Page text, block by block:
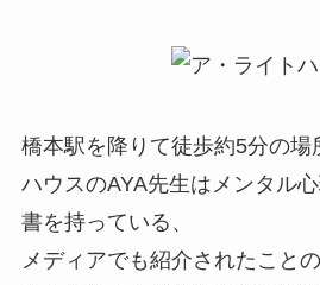
橋本駅を降りて徒歩約5分の場
ハウスのAYA先生はメンタル
書を持っている、
メディアでも紹介されたこと